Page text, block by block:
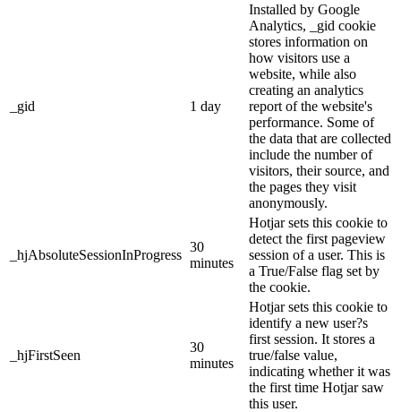
_gid 1 day
Installed by Google
Analytics, _gid cookie
stores information on
how visitors use a
website, while also
creating an analytics
report of the website's
performance. Some of
the data that are collected
include the number of
visitors, their source, and
the pages they visit
anonymously.
_hjAbsoluteSessionInProgress
30
minutes
Hotjar sets this cookie to
detect the first pageview
session of a user. This is
a True/False flag set by
the cookie.
_hjFirstSeen
30
minutes
Hotjar sets this cookie to
identify a new user?s
first session. It stores a
true/false value,
indicating whether it was
the first time Hotjar saw
this user.